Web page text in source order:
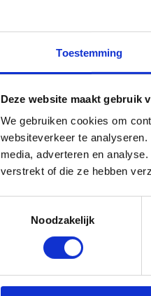
Toestemming
Deze website maakt gebruik
We gebruiken cookies om
websiteverkeer te
media, adverteren en
verstrekt of die ze hebben
Noodzakelijk
Feedback*